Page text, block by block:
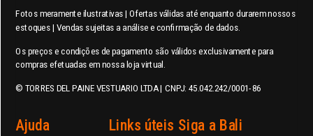
Fotos meramente ilustrativas | Ofertas válidas até enquanto durarem nossos
estoques | Vendas sujeitas a análise e confirmação de dados.
Os preços e condições de pagamento são válidos exclusivamente para
compras efetuadas em nossa loja virtual.
© TORRES DEL PAINE VESTUARIO LTDA | CNPJ: 45.042.242/0001-86
Ajuda Links úteis Siga a Bali